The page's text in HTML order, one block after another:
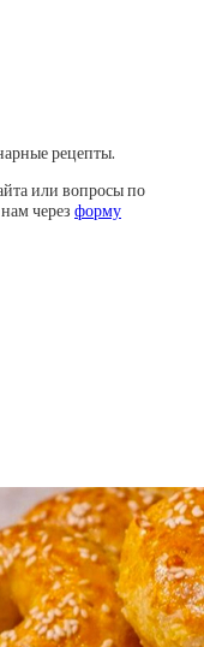
рецепты.
или вопросы по
через форму